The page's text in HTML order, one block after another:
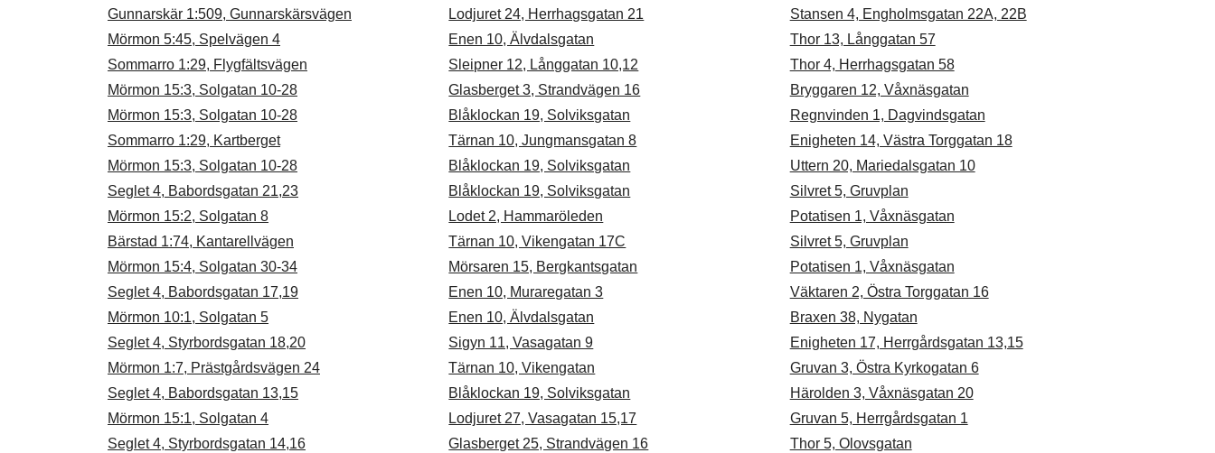
Gunnarskär 1:509, Gunnarskärsvägen
Mörmon 5:45, Spelvägen 4
Sommarro 1:29, Flygfältsvägen
Mörmon 15:3, Solgatan 10-28
Mörmon 15:3, Solgatan 10-28
Sommarro 1:29, Kartberget
Mörmon 15:3, Solgatan 10-28
Seglet 4, Babordsgatan 21,23
Mörmon 15:2, Solgatan 8
Bärstad 1:74, Kantarellvägen
Mörmon 15:4, Solgatan 30-34
Seglet 4, Babordsgatan 17,19
Mörmon 10:1, Solgatan 5
Seglet 4, Styrbordsgatan 18,20
Mörmon 1:7, Prästgårdsvägen 24
Seglet 4, Babordsgatan 13,15
Mörmon 15:1, Solgatan 4
Seglet 4, Styrbordsgatan 14,16
Lodjuret 24, Herrhagsgatan 21
Enen 10, Älvdalsgatan
Sleipner 12, Långgatan 10,12
Glasberget 3, Strandvägen 16
Blåklockan 19, Solviksgatan
Tärnan 10, Jungmansgatan 8
Blåklockan 19, Solviksgatan
Blåklockan 19, Solviksgatan
Lodet 2, Hammaröleden
Tärnan 10, Vikengatan 17C
Mörsaren 15, Bergkantsgatan
Enen 10, Muraregatan 3
Enen 10, Älvdalsgatan
Sigyn 11, Vasagatan 9
Tärnan 10, Vikengatan
Blåklockan 19, Solviksgatan
Lodjuret 27, Vasagatan 15,17
Glasberget 25, Strandvägen 16
Stansen 4, Engholmsgatan 22A, 22B
Thor 13, Långgatan 57
Thor 4, Herrhagsgatan 58
Bryggaren 12, Våxnäsgatan
Regnvinden 1, Dagvindsgatan
Enigheten 14, Västra Torggatan 18
Uttern 20, Mariedalsgatan 10
Silvret 5, Gruvplan
Potatisen 1, Våxnäsgatan
Silvret 5, Gruvplan
Potatisen 1, Våxnäsgatan
Väktaren 2, Östra Torggatan 16
Braxen 38, Nygatan
Enigheten 17, Herrgårdsgatan 13,15
Gruvan 3, Östra Kyrkogatan 6
Härolden 3, Våxnäsgatan 20
Gruvan 5, Herrgårdsgatan 1
Thor 5, Olovsgatan